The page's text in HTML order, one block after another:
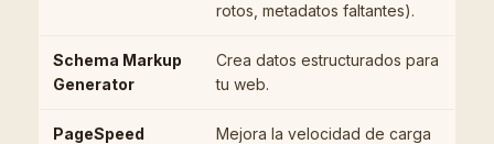
rotos, metadatos faltantes).
Schema Markup
Generator
Crea datos estructurados para
tu web.
PageSpeed
Mejora la velocidad de carga